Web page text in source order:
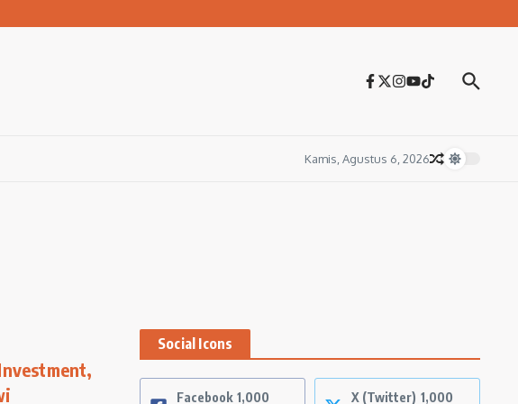
Kamis, Agustus 6, 2026
Social Icons
Facebook 1,000
X (Twitter) 1,000